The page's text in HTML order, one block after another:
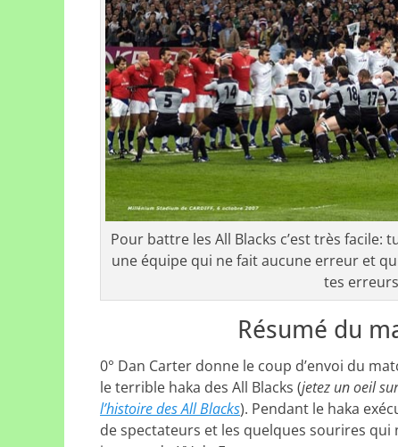
Pour battre les All Blacks c’est très facile:
une équipe qui ne fait aucune erreur et
tes
Résumé du
0° Dan Carter donne le coup d’envoi du
le terrible haka des All Blacks (jetez un oeil
l’histoire des All Blacks). Pendant le haka
de spectateurs et les quelques sourires